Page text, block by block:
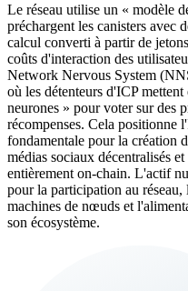
Le réseau utilise un « modèle
préchargent les canisters avec
calcul converti à partir de
coûts d'interaction des
Network Nervous System
où les détenteurs d'ICP
neurones » pour voter sur des
récompenses. Cela positionne
fondamentale pour la création
médias sociaux décentralisés
entièrement on-chain. L'actif
pour la participation au réseau,
machines de nœuds et
son écosystème.